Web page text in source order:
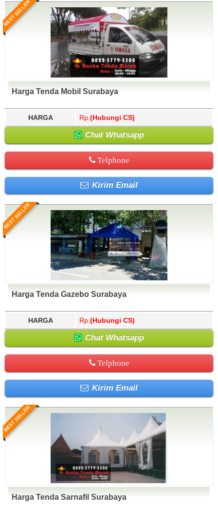
BEST SELLER
Harga Tenda Mobil Surabaya
HARGA Rp. (Hubungi CS)
Chat Whatsapp
Telphone
Kirim Email
BEST SELLER
Harga Tenda Gazebo Surabaya
HARGA Rp. (Hubungi CS)
Chat Whatsapp
Telphone
Kirim Email
BEST SELLER
Harga Tenda Sarnafil Surabaya